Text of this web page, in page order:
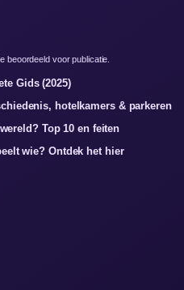
beoordeeld voor publicatie.
Gids (2025)
hotelkamers & parkeren
Top 10 en feiten
wie? Ontdek het hier